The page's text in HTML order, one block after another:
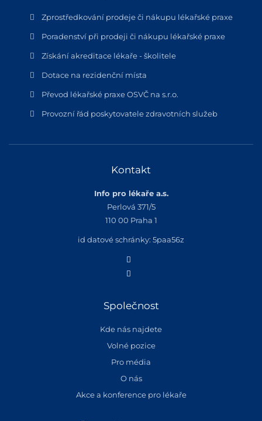
Zprostředkování prodeje či nákupu lékařské praxe
Poradenství při prodeji či nákupu lékařské praxe
Získání akreditace lékaře - školitele
Dotace na rezidenční místa
Převod lékařské praxe OSVČ na s.r.o.
Provozní řád poskytovatele zdravotních služeb
Kontakt
Info pro lékaře a.s.
Perlová 371/5
110 00 Praha 1
id datové schránky: 5paa56z
Společnost
Kde nás najdete
Volné pozice
Pro média
O nás
Akce a konference pro lékaře